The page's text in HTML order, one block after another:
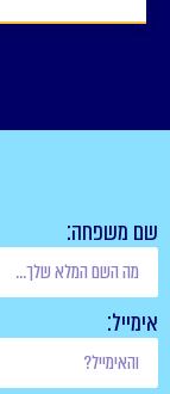
שם משפחה:
אימייל: